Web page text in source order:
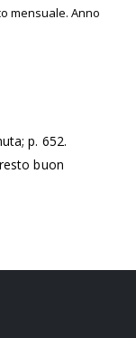
mensuale. Anno
p. 652.
buon